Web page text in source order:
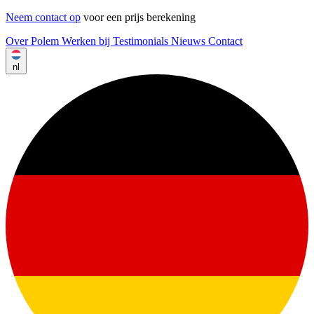
Neem contact op voor een prijs berekening
Over Polem Werken bij Testimonials Nieuws Contact
nl